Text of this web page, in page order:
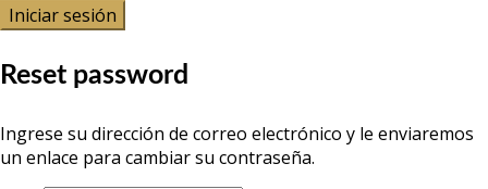
Iniciar sesión
Reset password
Ingrese su dirección de correo electrónico y le enviaremos
un enlace para cambiar su contraseña.